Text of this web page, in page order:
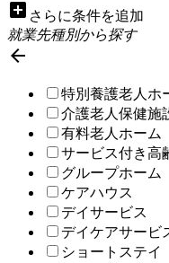
add_box さらに条件を追加
就業先種別から探す

特別養護老人ホ
介護老人保健施
有料老人ホーム
サービス付き高
グループホーム
ケアハウス
デイサービス
デイケアサービ
ショートステイ